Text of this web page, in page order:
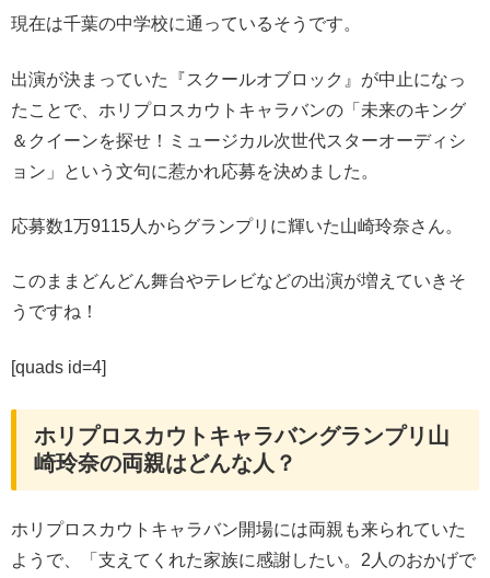
現在は千葉の中学校に通っているそうです。
出演が決まっていた『スクールオブロック』が中止になっ
たことで、ホリプロスカウトキャラバンの「未来のキング
＆クイーンを探せ！ミュージカル次世代スターオーディシ
ョン」という文句に惹かれ応募を決めました。
応募数1万9115人からグランプリに輝いた山崎玲奈さん。
このままどんどん舞台やテレビなどの出演が増えていきそ
うですね！
[quads id=4]
ホリプロスカウトキャラバングランプリ山
崎玲奈の両親はどんな人？
ホリプロスカウトキャラバン開場には両親も来られていた
ようで、「支えてくれた家族に感謝したい。2人のおかげで